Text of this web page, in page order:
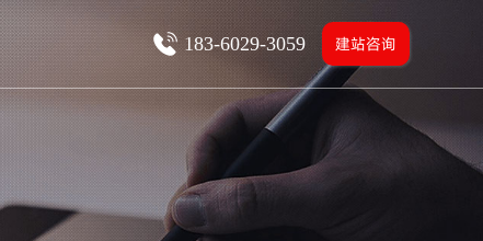
建站咨询
183-6029-3059